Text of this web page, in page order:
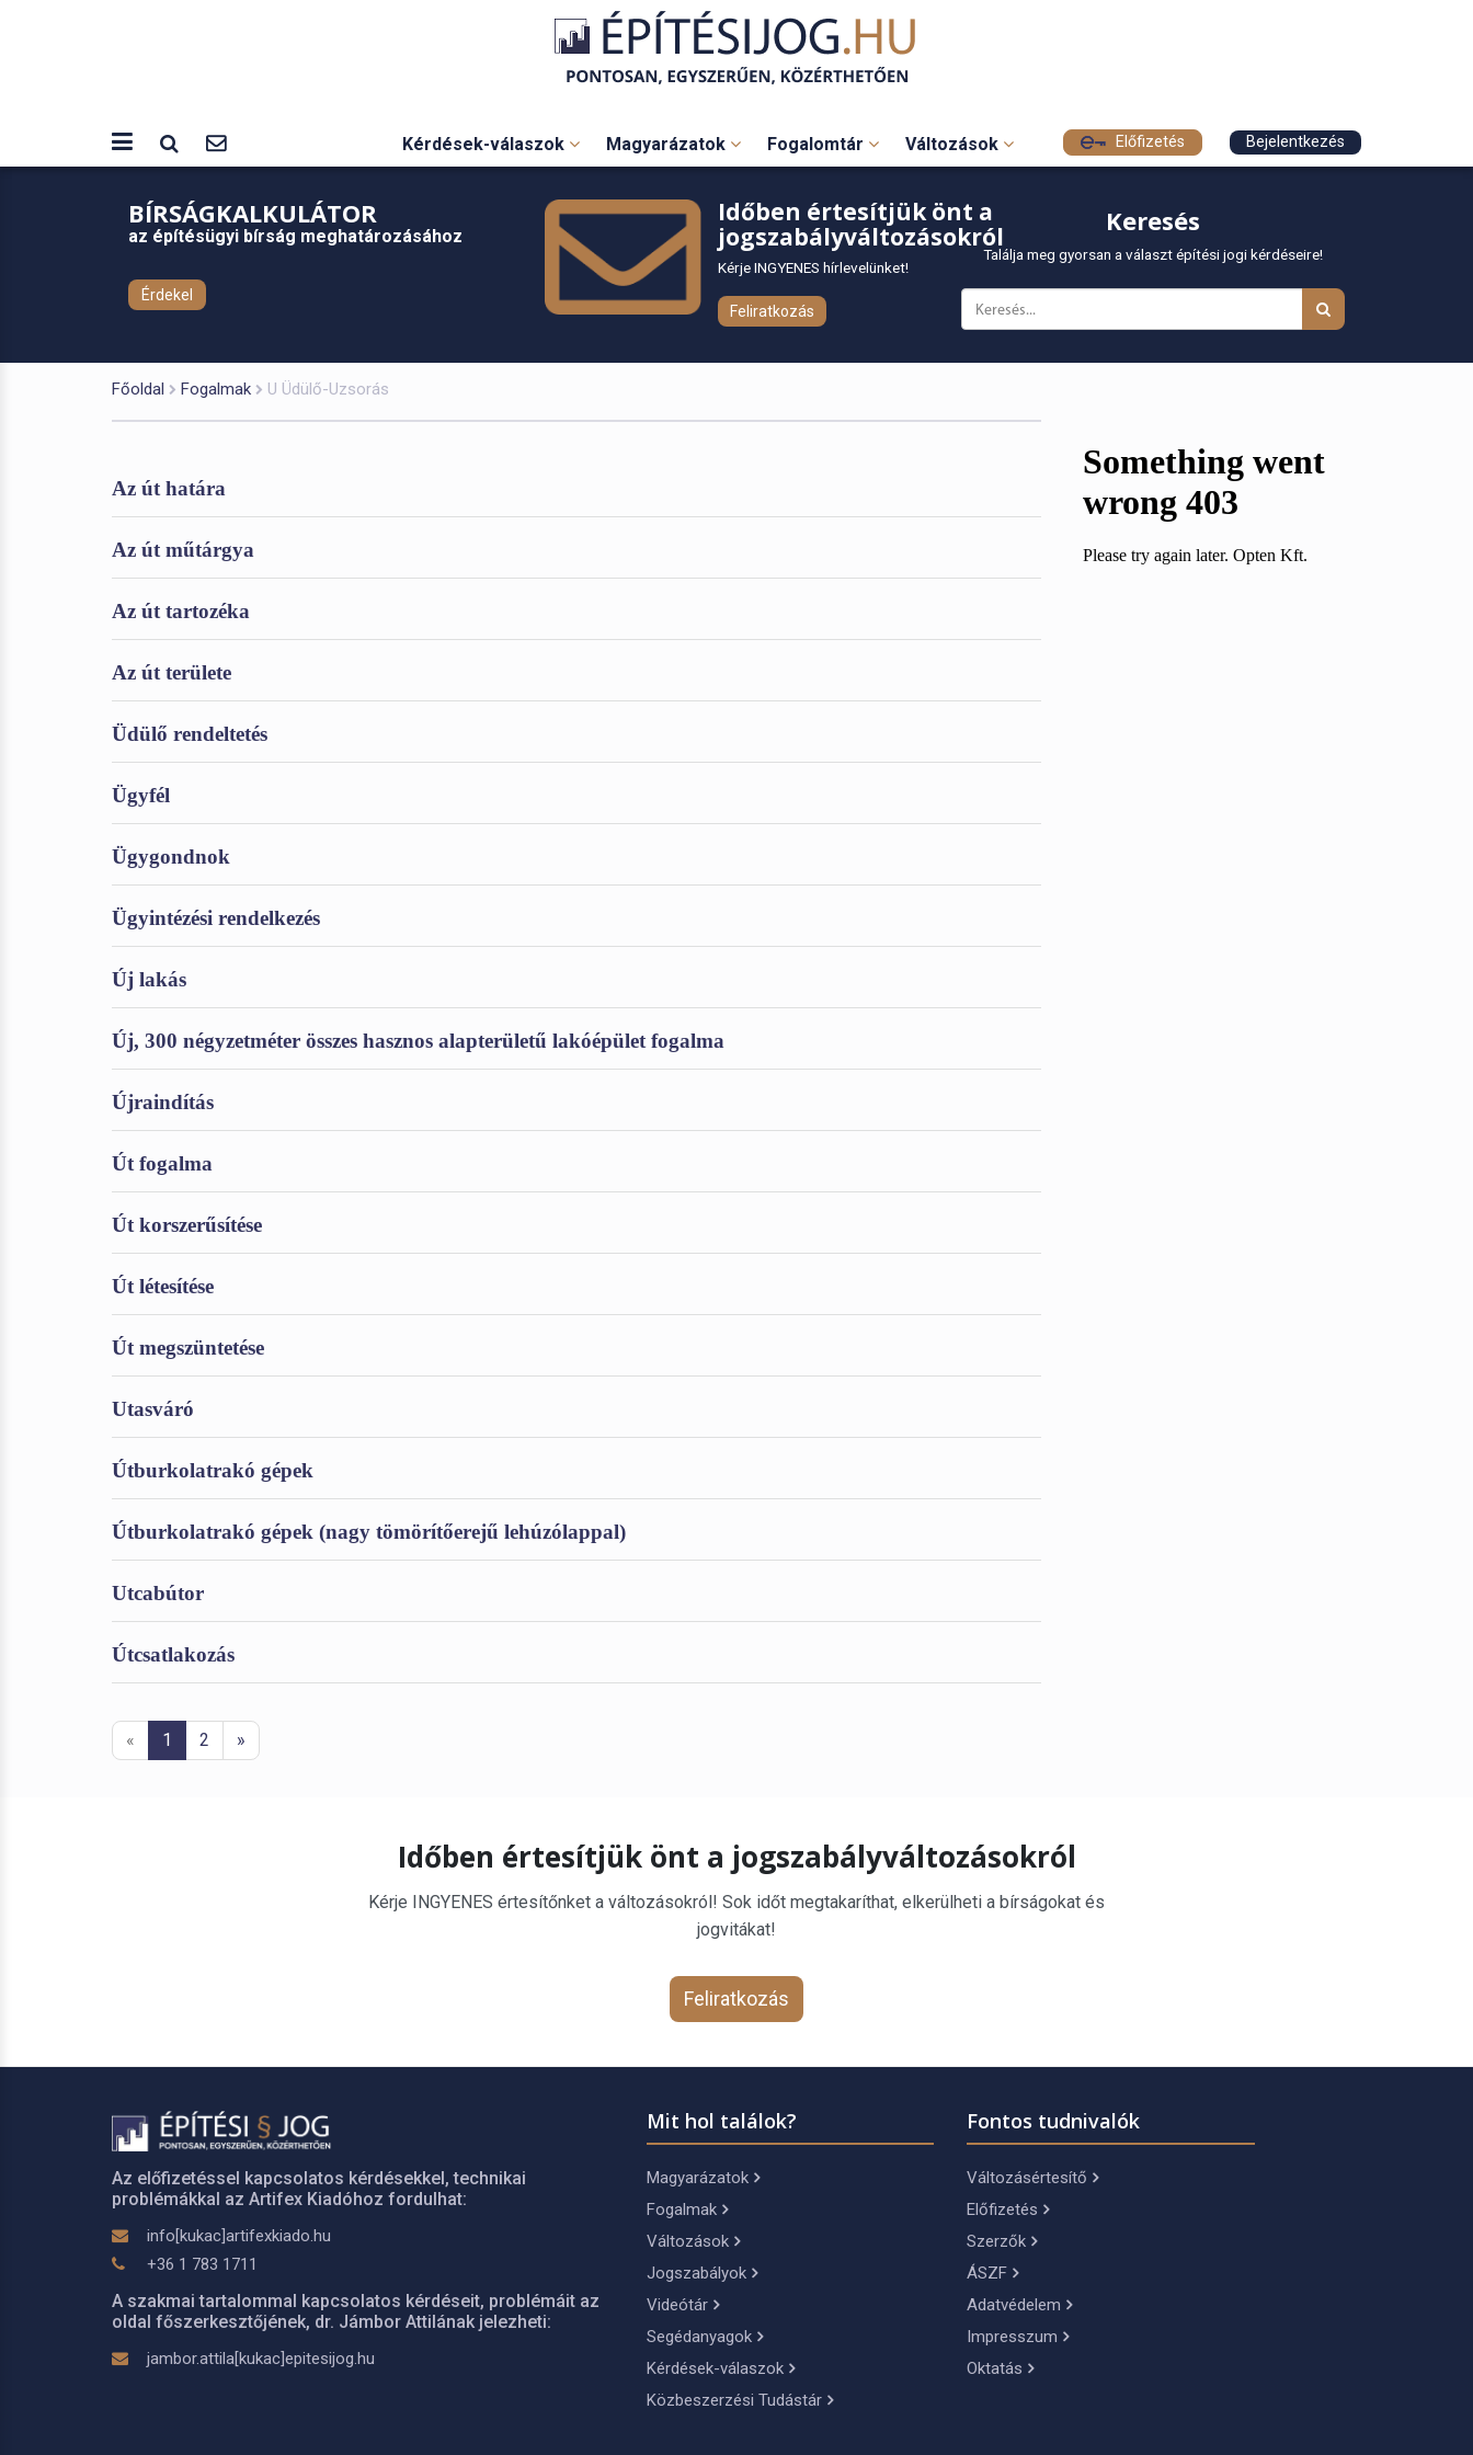
Kérdések-válaszok Magyarázatok Fogalomtár Változások Előfizetés Bejelentkezés
BÍRSÁGKALKULÁTOR
az építésügyi bírság meghatározásához
Érdekel
Időben értesítjük önt a
jogszabályváltozásokról
Kérje INGYENES hírlevelünket!
Feliratkozás
Keresés
Találja meg gyorsan a választ építési jogi kérdéseire!
Főoldal Fogalmak U Üdülő-Uzsorás
Az út határa
Az út műtárgya
Az út tartozéka
Az út területe
Üdülő rendeltetés
Ügyfél
Ügygondnok
Ügyintézési rendelkezés
Új lakás
Új, 300 négyzetméter összes hasznos alapterületű lakóépület fogalma
Újraindítás
Út fogalma
Út korszerűsítése
Út létesítése
Út megszüntetése
Utasváró
Útburkolatrakó gépek
Útburkolatrakó gépek (nagy tömörítőerejű lehúzólappal)
Utcabútor
Útcsatlakozás
« 1 2 »
Időben értesítjük önt a jogszabályváltozásokról
Kérje INGYENES értesítőnket a változásokról! Sok időt megtakaríthat, elkerülheti a bírságokat és
jogvitákat!
Feliratkozás
Az előfizetéssel kapcsolatos kérdésekkel, technikai
problémákkal az Artifex Kiadóhoz fordulhat:
info[kukac]artifexkiado.hu
+36 1 783 1711
A szakmai tartalommal kapcsolatos kérdéseit, problémáit az
oldal főszerkesztőjének, dr. Jámbor Attilának jelezheti:
jambor.attila[kukac]epitesijog.hu
Mit hol találok?
Magyarázatok
Fogalmak
Változások
Jogszabályok
Videótár
Segédanyagok
Kérdések-válaszok
Közbeszerzési Tudástár
Fontos tudnivalók
Változásértesítő
Előfizetés
Szerzők
ÁSZF
Adatvédelem
Impresszum
Oktatás